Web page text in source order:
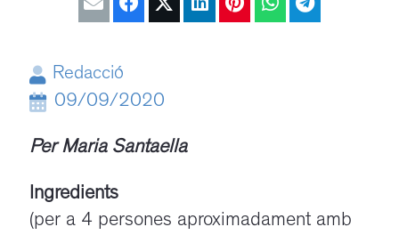
Redacció
09/09/2020
Per Maria Santaella
Ingredients
(per a 4 persones aproximadament amb